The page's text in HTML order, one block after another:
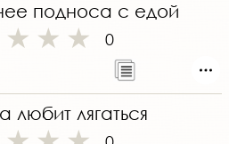
подноса с едой
0
лягаться